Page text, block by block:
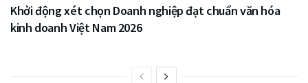
Khởi động xét chọn Doanh nghiệp đạt chuẩn văn hóa
kinh doanh Việt Nam 2026